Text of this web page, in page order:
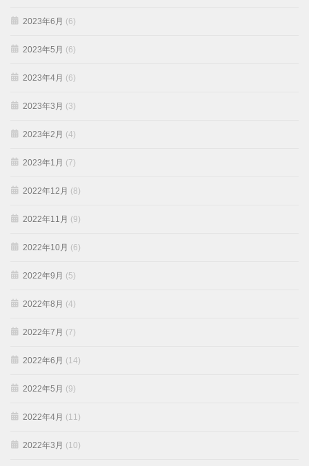
2023年6月 (6)
2023年5月 (6)
2023年4月 (6)
2023年3月 (3)
2023年2月 (4)
2023年1月 (7)
2022年12月 (8)
2022年11月 (9)
2022年10月 (6)
2022年9月 (5)
2022年8月 (4)
2022年7月 (7)
2022年6月 (14)
2022年5月 (9)
2022年4月 (11)
2022年3月 (10)